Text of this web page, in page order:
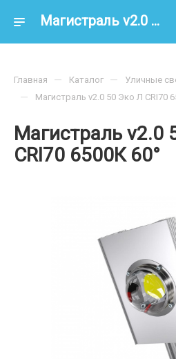
Магистраль v2.0 50 Эко Л CRI70 6500К 60° – купить по цене 5100.00 в интернет-магазине energoresurs-spb.ru
Магистраль v2.0
CRI70 6500К 60°
Главная — Каталог — Уличные
— Магистраль v2.0 50 Эко Л CRI70